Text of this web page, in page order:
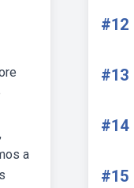
a
#12
#13
#14
#15